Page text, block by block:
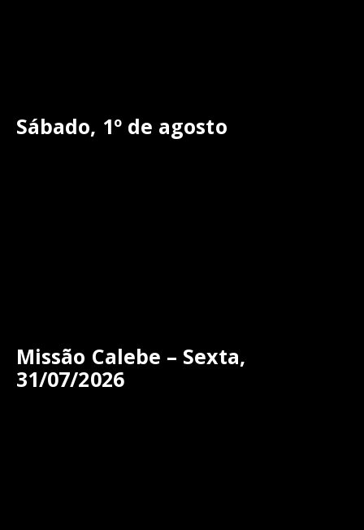
Sábado, 1º de agosto
Missão Calebe – Sexta,
31/07/2026